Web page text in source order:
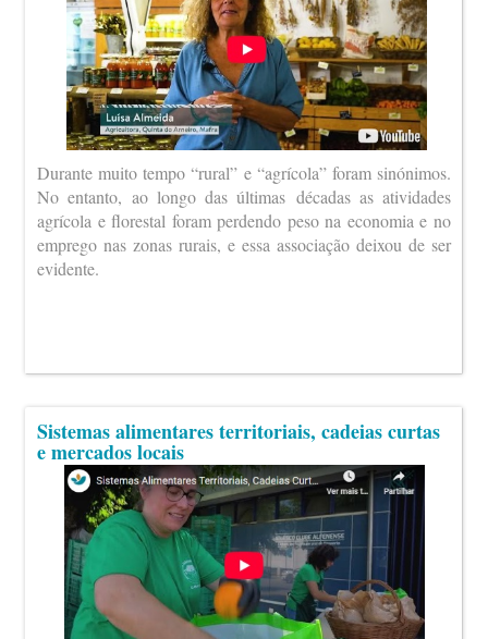
Durante muito tempo “rural” e “agrícola” foram sinónimos.
No entanto, ao longo das últimas décadas as atividades
agrícola e florestal foram perdendo peso na economia e no
emprego nas zonas rurais, e essa associação deixou de ser
evidente.
Sistemas alimentares territoriais, cadeias curtas
e mercados locais